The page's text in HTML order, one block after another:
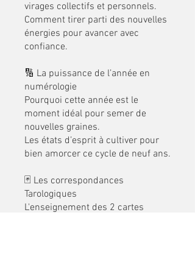
virages collectifs et personnels.
Comment tirer parti des nouvelles
énergies pour avancer avec
confiance.
🔢 La puissance de l’année en
numérologie
Pourquoi cette année est le
moment idéal pour semer de
nouvelles graines.
Les états d’esprit à cultiver pour
bien amorcer ce cycle de neuf ans.
🃏 Les correspondances
Tarologiques
L'enseignement des 2 cartes